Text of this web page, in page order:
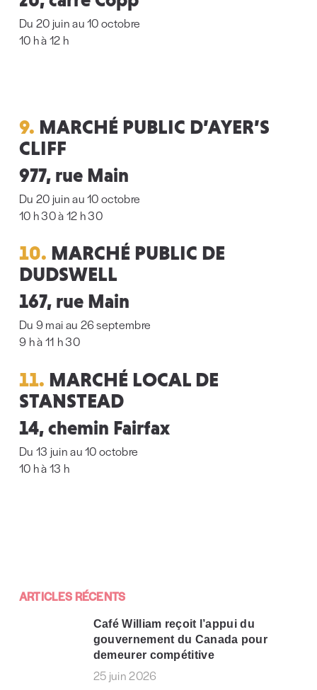
Du 20 juin au 10 octobre
10 h à 12 h
9. MARCHÉ PUBLIC D’AYER’S
CLIFF
977, rue Main
Du 20 juin au 10 octobre
10 h 30 à 12 h 30
10. MARCHÉ PUBLIC DE
DUDSWELL
167, rue Main
Du 9 mai au 26 septembre
9 h à 11 h 30
11. MARCHÉ LOCAL DE
STANSTEAD
14, chemin Fairfax
Du 13 juin au 10 octobre
10 h à 13 h
ARTICLES RÉCENTS
Café William reçoit l’appui du
gouvernement du Canada pour
demeurer compétitive
25 juin 2026